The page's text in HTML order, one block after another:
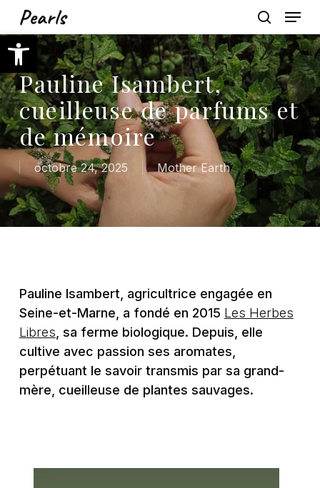
Ouvrir la barre d’outils
main
content
search
Menu
Pauline Isambert,
cueilleuse de parfums et
de mémoire
octobre 24, 2025 Mother Earth
Pauline Isambert, agricultrice engagée en
Seine-et-Marne, a fondé en 2015 Les Herbes
Libres , sa ferme biologique. Depuis, elle
cultive avec passion ses aromates,
perpétuant le savoir transmis par sa grand-
mère, cueilleuse de plantes sauvages.